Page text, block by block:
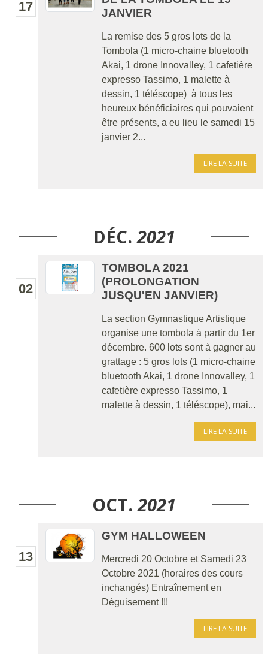
17
JANVIER
La remise des 5 gros lots de la
Tombola (1 micro-chaine bluetooth
Akai, 1 drone Innovalley, 1 cafetière
expresso Tassimo, 1 malette à
dessin, 1 téléscope) à tous les
heureux bénéficiaires qui pouvaient
être présents, a eu lieu le samedi 15
janvier 2...
LIRE LA SUITE
DÉC. 2021
02
TOMBOLA 2021
(PROLONGATION
JUSQU'EN JANVIER)
La section Gymnastique Artistique
organise une tombola à partir du 1er
décembre. 600 lots sont à gagner au
grattage : 5 gros lots (1 micro-chaine
bluetooth Akai, 1 drone Innovalley, 1
cafetière expresso Tassimo, 1
malette à dessin, 1 téléscope), mai...
LIRE LA SUITE
OCT. 2021
13
GYM HALLOWEEN
Mercredi 20 Octobre et Samedi 23
Octobre 2021 (horaires des cours
inchangés) Entraînement en
Déguisement !!!
LIRE LA SUITE